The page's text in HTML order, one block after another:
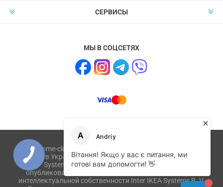
СЕРВИСЫ
МЫ В СОЦСЕТЯХ
Сайт home-club.com.ua не имеет отношения к компании
IKEA в Украине и не связан с ikea.com, ikea.ua, IKEA
Systems B.V. Товары или их изображения,
опубликованные на сайте, являются объектом прав
интеллектуальной собственности Inter IKEA Systems B. V.